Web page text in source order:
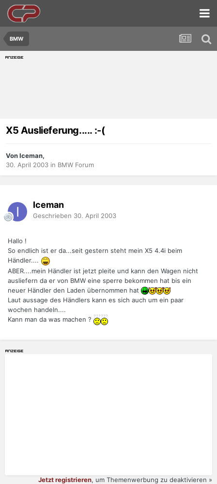
BMW
X5 Auslieferung..... :-(
Von Iceman,
30. April 2003 in BMW Forum
Iceman
Geschrieben 30. April 2003
Hallo !
So endlich ist er da...seit gestern steht mein X5 4.4i beim
Händler....
ABER....mein Händler ist jetzt pleite und kann den Wagen nicht
ausliefern da er von BMW eine sperre bekommen hat bis ein
neuer Händler den Laden übernommen hat
Laut aussage des Händlers kann es sich auch um ein paar
wochen handeln....
Kann man da was machen ?
Jetzt registrieren, um Themenwerbung zu deaktivieren »